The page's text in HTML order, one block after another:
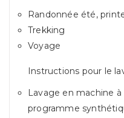
Randonnée été,
Trekking
Voyage
Instructions pour le
Lavage en machine
programme